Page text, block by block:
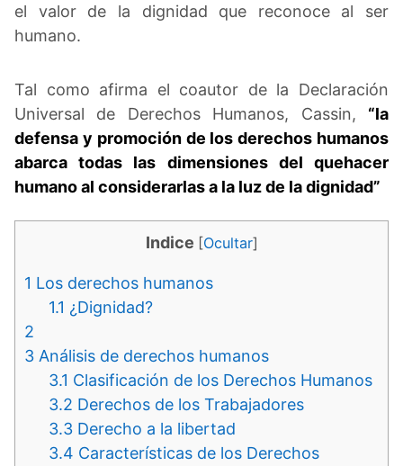
el valor de la dignidad que reconoce al ser
humano.
Tal como afirma el coautor de la Declaración
Universal de Derechos Humanos, Cassin, “la
defensa y promoción de los derechos humanos
abarca todas las dimensiones del quehacer
humano al considerarlas a la luz de la dignidad”
Indice [Ocultar]
1 Los derechos humanos
1.1 ¿Dignidad?
2
3 Análisis de derechos humanos
3.1 Clasificación de los Derechos Humanos
3.2 Derechos de los Trabajadores
3.3 Derecho a la libertad
3.4 Características de los Derechos